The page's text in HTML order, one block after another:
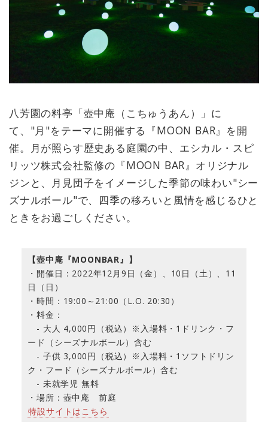
八芳園の料亭「壺中庵（こちゅうあん）」に
て、"月"をテーマに開催する『MOON BAR』を開
催。月が照らす歴史ある庭園の中、エシカル・スピ
リッツ株式会社監修の『MOON BAR』オリジナル
ジンと、月見団子をイメージした季節の味わい"シー
ズナルボール"で、四季の移ろいと風情を感じるひと
ときをお過ごしください。
【壺中庵『MOONBAR』】
・開催日：2022年12月9日（金）、10日（土）、11
日（日）
・時間：19:00～21:00（L.O. 20:30）
・料金：
- 大人 4,000円（税込）※入場料・1ドリンク・フ
ード（シーズナルボール）含む
- 子供 3,000円（税込）※入場料・1ソフトドリン
ク・フード（シーズナルボール）含む
- 未就学児 無料
・場所：壺中庵 前庭
特設サイトはこちら